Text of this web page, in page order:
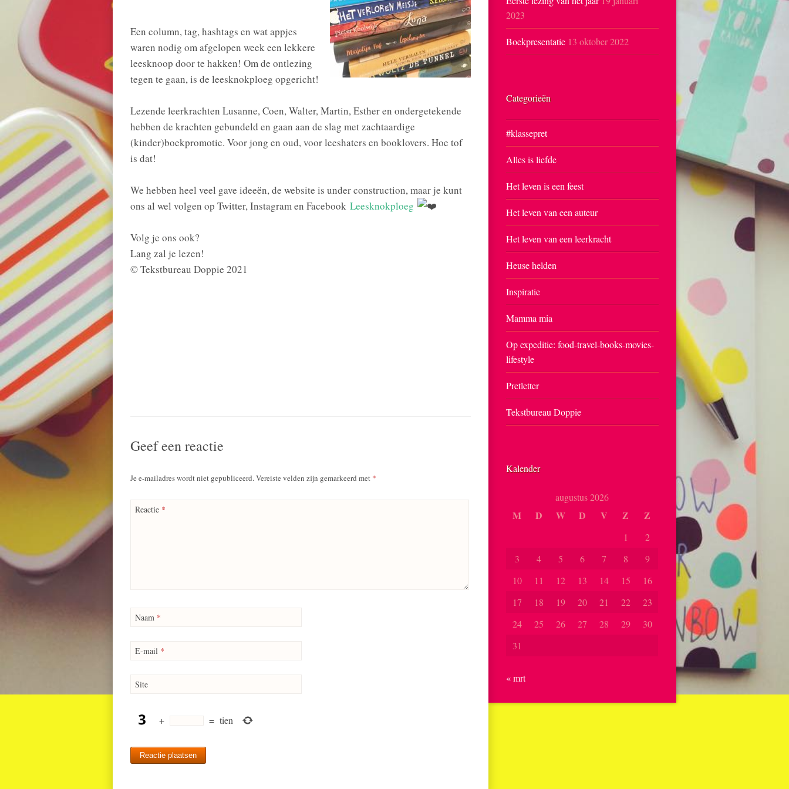
Een column, tag, hashtags en wat appjes
waren nodig om afgelopen week een lekkere
leesknoop door te hakken! Om de ontlezing
tegen te gaan, is de leesknokploeg opgericht!
Lezende leerkrachten Lusanne, Coen, Walter, Martin, Esther en ondergetekende
hebben de krachten gebundeld en gaan aan de slag met zachtaardige
(kinder)boekpromotie. Voor jong en oud, voor leeshaters en booklovers. Hoe tof
is dat!
We hebben heel veel gave ideeën, de website is under construction, maar je kunt
ons al wel volgen op Twitter, Instagram en Facebook Leesknokploeg
Volg je ons ook?
Lang zal je lezen!
© Tekstbureau Doppie 2021
Geef een reactie
Je e-mailadres wordt niet gepubliceerd.Vereiste velden zijn gemarkeerd met *
Reactie *
Naam *
E-mail *
Site
+ = tien
2023
Boekpresentatie 13 oktober 2022
Categorieën
#klassepret
Alles is liefde
Het leven is een feest
Het leven van een auteur
Het leven van een leerkracht
Heuse helden
Inspiratie
Mamma mia
Op expeditie: food-travel-books-movies-
lifestyle
Pretletter
Tekstbureau Doppie
Kalender
augustus 2026
M D W D V Z Z
1
2
3
4 5 6 7 8
9
10
11 12 13 14 15
16
17
18 19 20 21 22
23
24
25 26 27 28 29
30
31
« mrt